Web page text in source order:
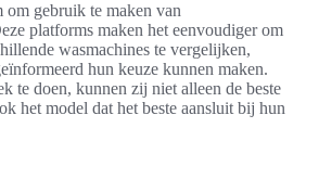
om gebruik te maken van
platforms maken het eenvoudiger om
wasmachines te vergelijken,
hun keuze kunnen maken.
te doen, kunnen zij niet alleen de beste
het model dat het beste aansluit bij hun